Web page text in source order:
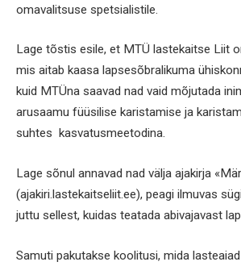
omavalitsuse spetsialistile.
Lage tõstis esile, et MTÜ lastekaitse Liit
mis aitab kaasa lapsesõbralikuma
kuid MTÜna saavad nad vaid mõjutada
arusaamu füüsilise karistamise ja
suhtes kasvatusmeetodina.
Lage sõnul annavad nad välja ajakirja
(ajakiri.lastekaitseliit.ee), peagi ilmuvas
juttu sellest, kuidas teatada abivajavast
Samuti pakutakse koolitusi, mida